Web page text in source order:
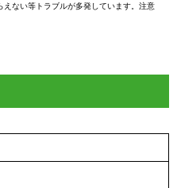
ない等トラブルが多発しています。注意